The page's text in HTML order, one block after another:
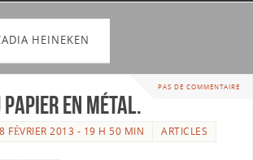
HEINEKEN
PAS DE COMMENTAIRE
en métal.
FÉVRIER 2013 - 19 H 50 MIN ARTICLES